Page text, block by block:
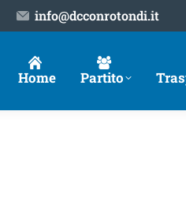
info@dcconrotondi.it
Home Partito